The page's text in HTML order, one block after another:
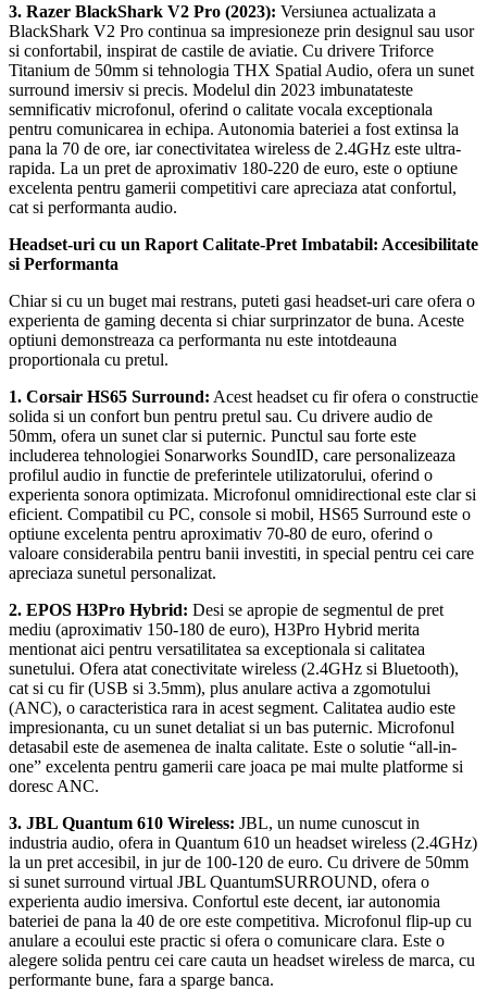
3. Razer BlackShark V2 Pro (2023): Versiunea actualizata a
BlackShark V2 Pro continua sa impresioneze prin designul sau usor
si confortabil, inspirat de castile de aviatie. Cu drivere Triforce
Titanium de 50mm si tehnologia THX Spatial Audio, ofera un sunet
surround imersiv si precis. Modelul din 2023 imbunatateste
semnificativ microfonul, oferind o calitate vocala exceptionala
pentru comunicarea in echipa. Autonomia bateriei a fost extinsa la
pana la 70 de ore, iar conectivitatea wireless de 2.4GHz este ultra-
rapida. La un pret de aproximativ 180-220 de euro, este o optiune
excelenta pentru gamerii competitivi care apreciaza atat confortul,
cat si performanta audio.
Headset-uri cu un Raport Calitate-Pret Imbatabil: Accesibilitate
si Performanta
Chiar si cu un buget mai restrans, puteti gasi headset-uri care ofera o
experienta de gaming decenta si chiar surprinzator de buna. Aceste
optiuni demonstreaza ca performanta nu este intotdeauna
proportionala cu pretul.
1. Corsair HS65 Surround: Acest headset cu fir ofera o constructie
solida si un confort bun pentru pretul sau. Cu drivere audio de
50mm, ofera un sunet clar si puternic. Punctul sau forte este
includerea tehnologiei Sonarworks SoundID, care personalizeaza
profilul audio in functie de preferintele utilizatorului, oferind o
experienta sonora optimizata. Microfonul omnidirectional este clar si
eficient. Compatibil cu PC, console si mobil, HS65 Surround este o
optiune excelenta pentru aproximativ 70-80 de euro, oferind o
valoare considerabila pentru banii investiti, in special pentru cei care
apreciaza sunetul personalizat.
2. EPOS H3Pro Hybrid: Desi se apropie de segmentul de pret
mediu (aproximativ 150-180 de euro), H3Pro Hybrid merita
mentionat aici pentru versatilitatea sa exceptionala si calitatea
sunetului. Ofera atat conectivitate wireless (2.4GHz si Bluetooth),
cat si cu fir (USB si 3.5mm), plus anulare activa a zgomotului
(ANC), o caracteristica rara in acest segment. Calitatea audio este
impresionanta, cu un sunet detaliat si un bas puternic. Microfonul
detasabil este de asemenea de inalta calitate. Este o solutie “all-in-
one” excelenta pentru gamerii care joaca pe mai multe platforme si
doresc ANC.
3. JBL Quantum 610 Wireless: JBL, un nume cunoscut in
industria audio, ofera in Quantum 610 un headset wireless (2.4GHz)
la un pret accesibil, in jur de 100-120 de euro. Cu drivere de 50mm
si sunet surround virtual JBL QuantumSURROUND, ofera o
experienta audio imersiva. Confortul este decent, iar autonomia
bateriei de pana la 40 de ore este competitiva. Microfonul flip-up cu
anulare a ecoului este practic si ofera o comunicare clara. Este o
alegere solida pentru cei care cauta un headset wireless de marca, cu
performante bune, fara a sparge banca.